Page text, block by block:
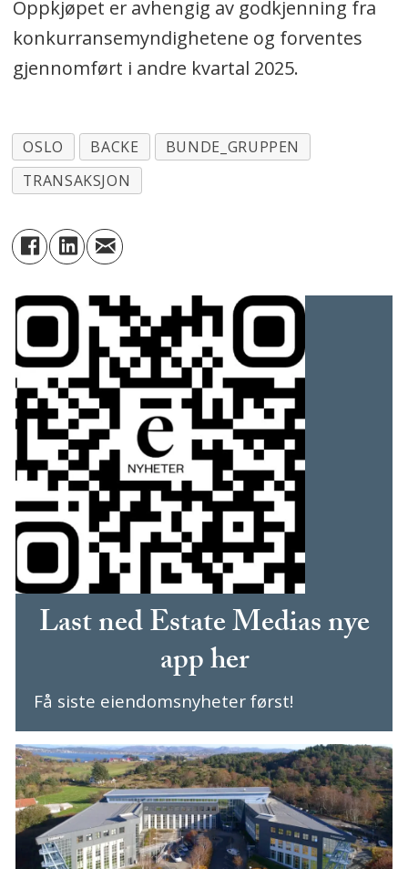
Oppkjøpet er avhengig av godkjenning fra
konkurransemyndighetene og forventes
gjennomført i andre kvartal 2025.
OSLO BACKE
BUNDE_GRUPPEN
TRANSAKSJON
Last ned Estate Medias nye
app her
Få siste eiendomsnyheter først!